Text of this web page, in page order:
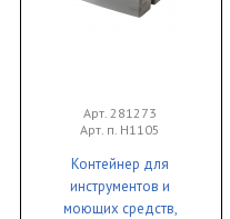
Арт. 281273
Арт. п. H1105
Контейнер для
инструментов и
моющих средств,